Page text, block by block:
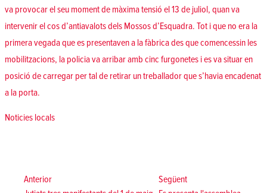
va provocar el seu moment de màxima tensió el 13 de juliol, quan va
intervenir el cos d’antiavalots dels Mossos d’Esquadra. Tot i que no era la
primera vegada que es presentaven a la fàbrica des que comencessin les
mobilitzacions, la policia va arribar amb cinc furgonetes i es va situar en
posició de carregar per tal de retirar un treballador que s’havia encadenat
a la porta.
Posted in
Noticies locals
d'entradesAnteriorAnterior:
SegüentSegüent: